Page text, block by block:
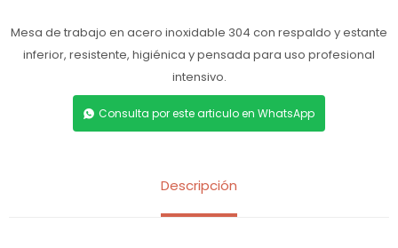
Mesa de trabajo en acero inoxidable 304 con respaldo y estante
inferior, resistente, higiénica y pensada para uso profesional
intensivo.
Consulta por este articulo en WhatsApp
Descripción